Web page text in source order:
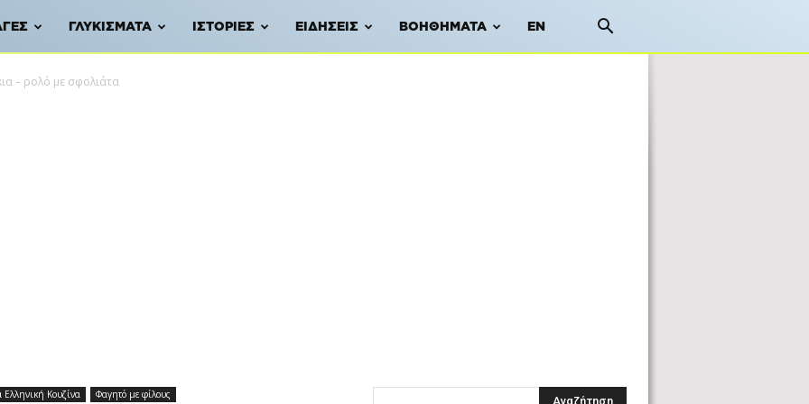
ΓΛΥΚΊΣΜΑΤΑ ΙΣΤΟΡΊΕΣ ΕΙΔΉΣΕΙΣ ΒΟΗΘΉΜΑΤΑ EN
– ρολό με σφολιάτα
Ελληνική Κουζίνα Φαγητό με φίλους